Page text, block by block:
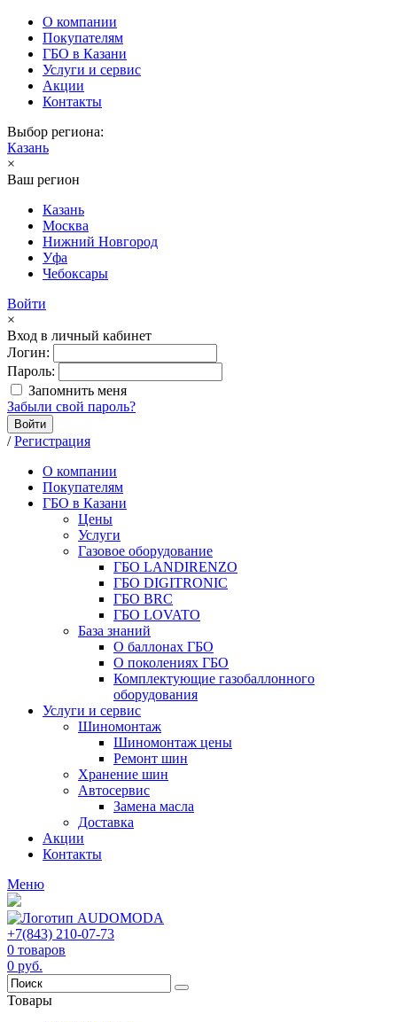
О компании
Покупателям
ГБО в Казани
Услуги и сервис
Акции
Контакты
Выбор региона:
Казань
×
Ваш регион
Казань
Москва
Нижний Новгород
Уфа
Чебоксары
Войти
×
Вход в личный кабинет
Логин:
Пароль:
Запомнить меня
Забыли свой пароль?
Войти
/ Регистрация
О компании
Покупателям
ГБО в Казани
Цены
Услуги
Газовое оборудование
ГБО LANDIRENZO
ГБО DIGITRONIC
ГБО BRC
ГБО LOVATO
База знаний
О баллонах ГБО
О поколениях ГБО
Комплектующие газобаллонного
оборудования
Услуги и сервис
Шиномонтаж
Шиномонтаж цены
Ремонт шин
Хранение шин
Автосервис
Замена масла
Доставка
Акции
Контакты
Меню
+7(843) 210-07-73
0 товаров
0 руб.
Товары